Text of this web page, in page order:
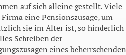
auf sich alleine gestellt. Viele
eine Pensionszusage, um
sie im Alter ist, so hinderlich
Schreiben der
eines beherrschenden